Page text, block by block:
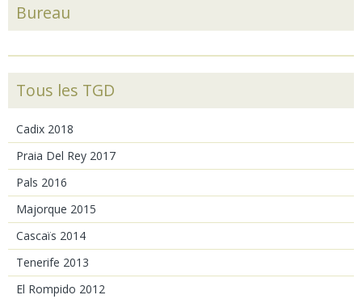
Bureau
Tous les TGD
Cadix 2018
Praia Del Rey 2017
Pals 2016
Majorque 2015
Cascaïs 2014
Tenerife 2013
El Rompido 2012